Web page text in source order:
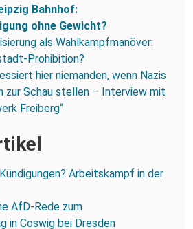
Bahnhof:
ohne Gewicht?
als Wahlkampfmanöver:
Prohibition?
hier niemanden, wenn Nazis
zur Schau stellen – Interview mit
Freiberg“
Arbeitskampf in der
AfD-Rede zum
in Coswig bei Dresden